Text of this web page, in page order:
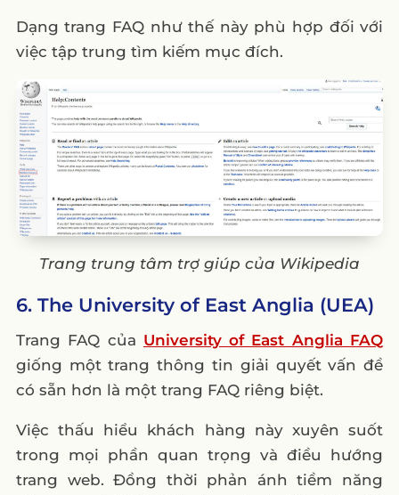
Dạng trang FAQ như thế này phù hợp đối với
việc tập trung tìm kiếm mục đích.
Trang trung tâm trợ giúp của Wikipedia
6. The University of East Anglia (UEA)
Trang FAQ của University of East Anglia FAQ
giống một trang thông tin giải quyết vấn đề
có sẵn hơn là một trang FAQ riêng biệt.
Việc thấu hiểu khách hàng này xuyên suốt
trong mọi phần quan trọng và điều hướng
trang web. Đồng thời phản ánh tiềm năng